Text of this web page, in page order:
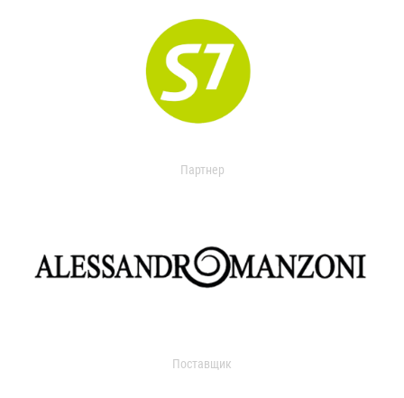
Партнер
Поставщик